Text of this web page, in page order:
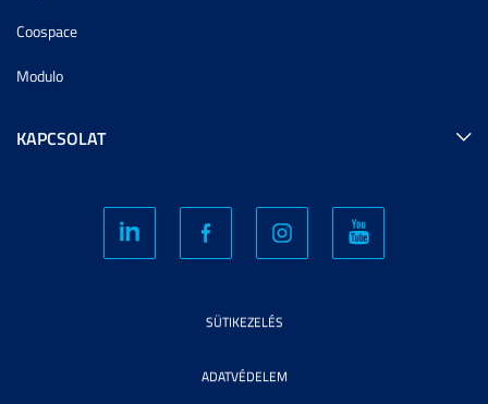
Coospace
Modulo
KAPCSOLAT
SÜTIKEZELÉS
ADATVÉDELEM